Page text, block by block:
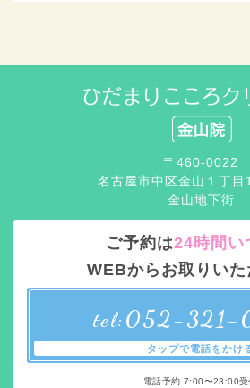
〒460-0022
名古屋市中区金山１丁目
金山地下街
ご予約は24時間い
WEBからお取りいた
tel: 052-321-
タップで電話をかけ
電話予約 7:00〜23:00受